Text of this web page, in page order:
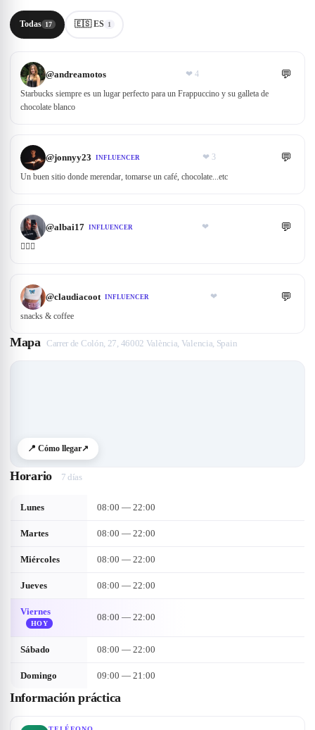
Todas 17 🇪🇸 ES 1
@andreamotos ❤ 4 💬
Starbucks siempre es un lugar perfecto para un Frappuccino y su galleta de
chocolate blanco
@jonnyy23 INFLUENCER ❤ 3 💬
Un buen sitio donde merendar, tomarse un café, chocolate...etc
@albai17 INFLUENCER ❤ 💬
👌🏽😋
@claudiacoot INFLUENCER ❤ 💬
snacks & coffee
Mapa Carrer de Colón, 27, 46002 València, Valencia, Spain
📍 Cómo llegar↗
Horario 7 días
Lunes 08:00 — 22:00
Martes 08:00 — 22:00
Miércoles 08:00 — 22:00
Jueves 08:00 — 22:00
Viernes
HOY
08:00 — 22:00
Sábado 08:00 — 22:00
Domingo 09:00 — 21:00
Información práctica